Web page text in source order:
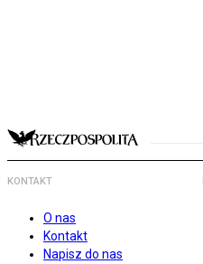
KONTAKT
O nas
Kontakt
Napisz do nas